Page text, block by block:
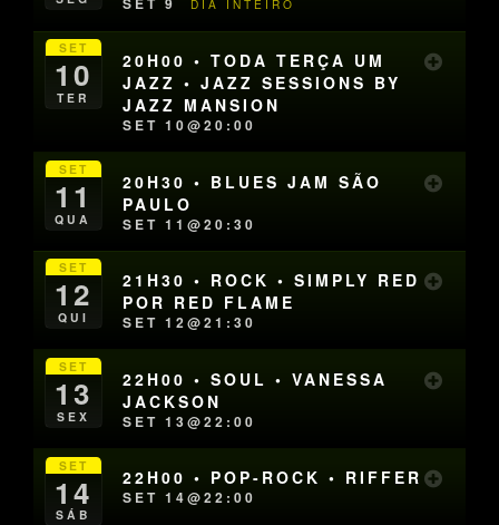
DIA INTEIRO
SET
10
TER
20H00 • TODA TERÇA UM
JAZZ • JAZZ SESSIONS BY
JAZZ MANSION
SET 10@20:00
SET
11
QUA
20H30 • BLUES JAM SÃO
PAULO
SET 11@20:30
SET
12
QUI
21H30 • ROCK • SIMPLY RED
POR RED FLAME
SET 12@21:30
SET
13
SEX
22H00 • SOUL • VANESSA
JACKSON
SET 13@22:00
SET
14
SÁB
22H00 • POP-ROCK • RIFFER
SET 14@22:00